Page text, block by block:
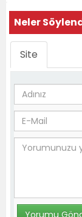
Neler
Site